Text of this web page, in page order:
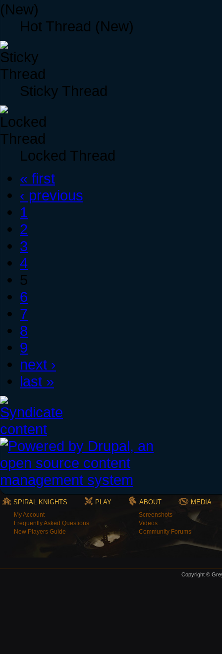
Hot Thread (New)
Sticky Thread
Locked Thread
« first
‹ previous
1
2
3
4
5
6
7
8
9
next ›
last »
SPIRAL KNIGHTS PLAY ABOUT MEDIA
My Account
Frequently Asked Questions
New Players Guide
Screenshots
Videos
Community Forums
Copyright ©